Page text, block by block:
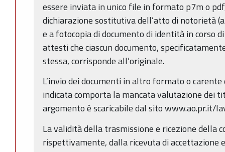
essere inviata in unico file in formato p7m o
dichiarazione sostitutiva dell’atto di notorietà
e a fotocopia di documento di identità in corso
attesti che ciascun documento,
stessa, corrisponde all’originale.
L’invio dei documenti in altro formato o
indicata comporta la mancata valutazione dei
argomento è scaricabile dal sito www.ao.pr.it/
La validità della trasmissione e ricezione della
rispettivamente, dalla ricevuta di accettazione